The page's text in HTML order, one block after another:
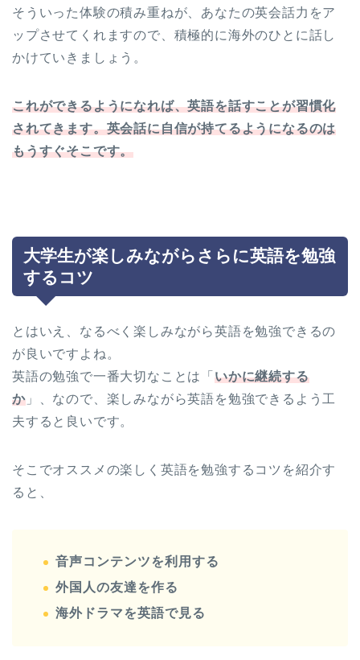
そういった体験の積み重ねが、あなたの英会話力をア
ップさせてくれますので、積極的に海外のひとに話し
かけていきましょう。
これができるようになれば、英語を話すことが習慣化
されてきます。英会話に自信が持てるようになるのは
もうすぐそこです。
大学生が楽しみながらさらに英語を勉強
するコツ
とはいえ、なるべく楽しみながら英語を勉強できるの
が良いですよね。
英語の勉強で一番大切なことは「 いかに継続する
か」、なので、楽しみながら英語を勉強できるよう工
夫すると良いです。
そこでオススメの楽しく英語を勉強するコツを紹介す
ると、
音声コンテンツを利用する
外国人の友達を作る
海外ドラマを英語で見る